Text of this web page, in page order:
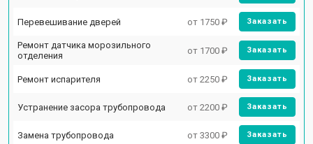
Перевешивание дверей от 1750 ₽ Заказать
Ремонт датчика морозильного
отделения
от 1700 ₽ Заказать
Ремонт испарителя от 2250 ₽ Заказать
Устранение засора трубопровода от 2200 ₽ Заказать
Замена трубопровода от 3300 ₽ Заказать